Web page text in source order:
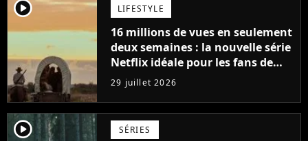
player2 LIFESTYLE
16 millions de vues en seulement
deux semaines : la nouvelle série
Netflix idéale pour les fans de
Yellowstone
29 juillet 2026
player2 SÉRIES